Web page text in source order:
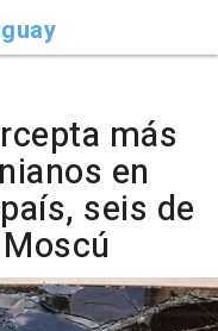
más
en
seis de